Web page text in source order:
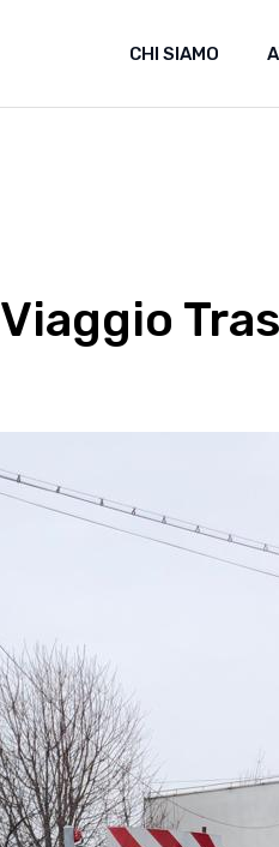
CHI SIAMO
Viaggio